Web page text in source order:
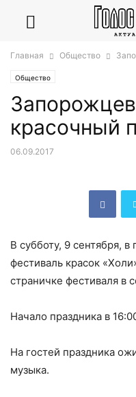
Главная Общество
Общество
красочный
06.09.2017
В субботу, 9 сентября,
фестиваль красок
страничке фестиваля в
Начало праздника в
На гостей праздника
музыка.